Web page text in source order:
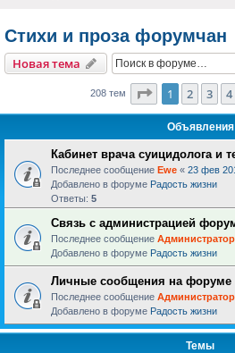
Стихи и проза форумчан
Новая тема
208 тем Страница из
1 2 3 4
Объявления
Кабинет врача суицидолога и
Последнее сообщение Ewe « 23 фев
Добавлено в форуме Радость жизни
Ответы: 5
Связь с администрацией
Последнее сообщение Администратор
Добавлено в форуме Радость жизни
Личные сообщения на форуме
Последнее сообщение Администратор
Добавлено в форуме Радость жизни
Темы